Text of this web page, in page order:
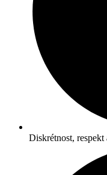
Diskrétnost, respekt